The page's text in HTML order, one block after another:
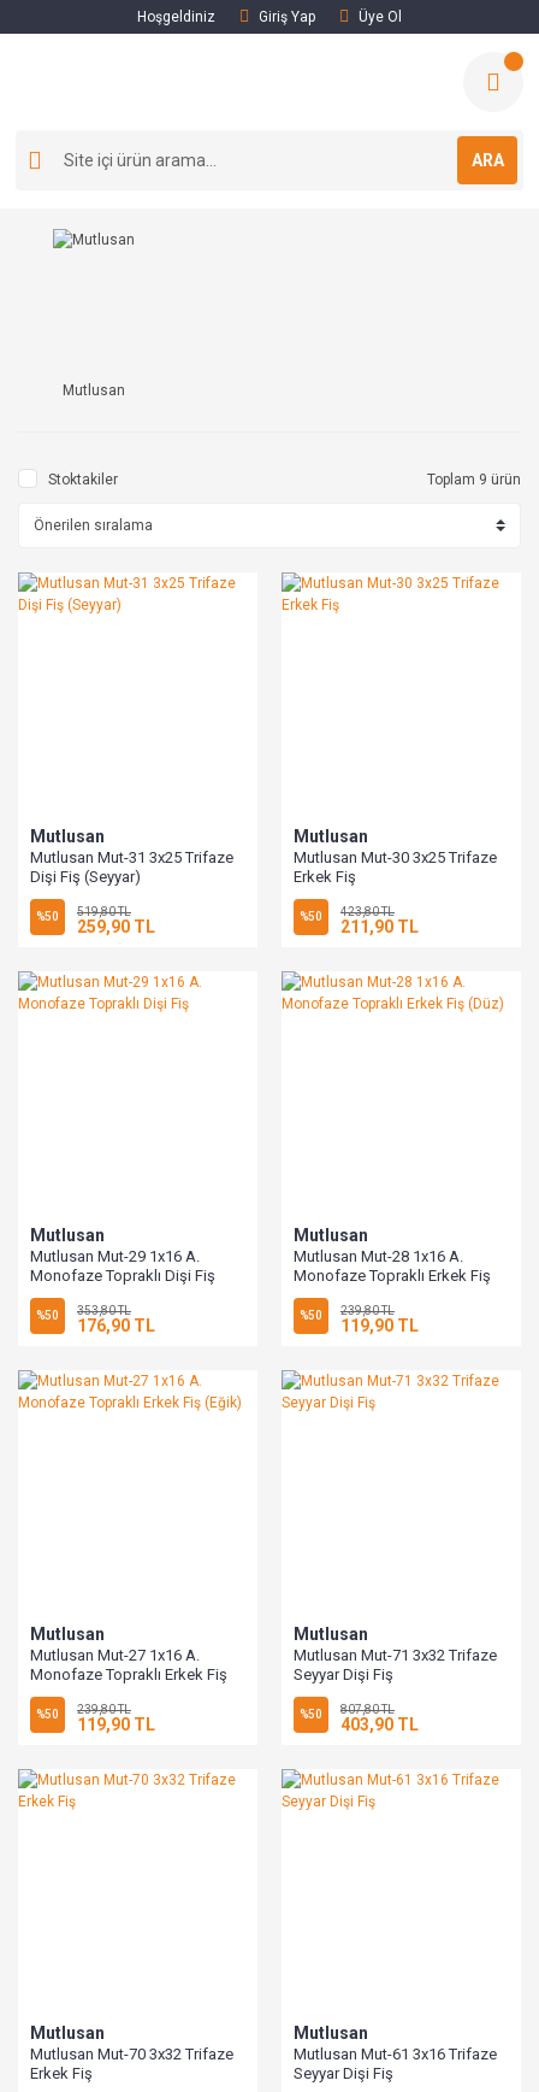
Hoşgeldiniz Giriş Yap Üye Ol
ARA
Mutlusan
Stoktakiler Toplam 9 ürün
Mutlusan
Mutlusan Mut-31 3x25 Trifaze
Dişi Fiş (Seyyar)
%50 519,80 TL
259,90 TL
Mutlusan
Mutlusan Mut-30 3x25 Trifaze
Erkek Fiş
%50 423,80 TL
211,90 TL
Mutlusan
Mutlusan Mut-29 1x16 A.
Monofaze Topraklı Dişi Fiş
%50 353,80 TL
176,90 TL
Mutlusan
Mutlusan Mut-28 1x16 A.
Monofaze Topraklı Erkek Fiş
(Düz)
%50 239,80 TL
119,90 TL
Mutlusan
Mutlusan Mut-27 1x16 A.
Monofaze Topraklı Erkek Fiş
(Eğik)
%50 239,80 TL
119,90 TL
Mutlusan
Mutlusan Mut-71 3x32 Trifaze
Seyyar Dişi Fiş
%50 807,80 TL
403,90 TL
Mutlusan
Mutlusan Mut-70 3x32 Trifaze
Erkek Fiş
Mutlusan
Mutlusan Mut-61 3x16 Trifaze
Seyyar Dişi Fiş